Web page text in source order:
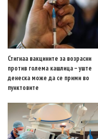
Стигнаа вакцините за возрасни
против голема кашлица – уште
денеска може да се прими во
пунктовите